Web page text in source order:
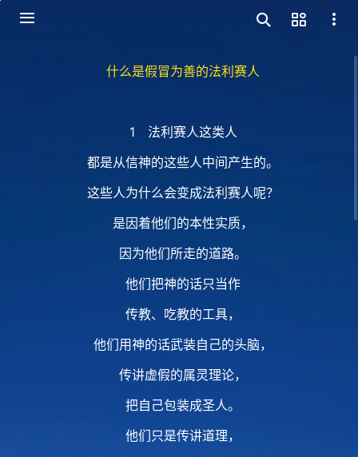
什么是假冒为善的法利赛人
1 法利赛人这类人
都是从信神的这些人中间产生的。
这些人为什么会变成法利赛人呢？
是因着他们的本性实质，
因为他们所走的道路。
他们把神的话只当作
传教、吃教的工具，
他们用神的话武装自己的头脑，
传讲虚假的属灵理论，
把自己包装成圣人。
他们只是传讲道理，